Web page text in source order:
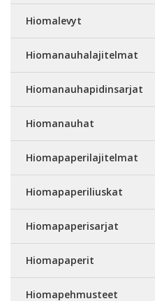
Hiomalevyt
Hiomanauhalajitelmat
Hiomanauhapidinsarjat
Hiomanauhat
Hiomapaperilajitelmat
Hiomapaperiliuskat
Hiomapaperisarjat
Hiomapaperit
Hiomapehmusteet